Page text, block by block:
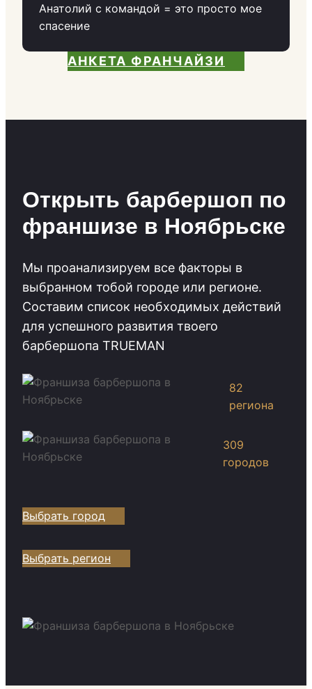
Анатолий с командой = это просто мое
спасение
АНКЕТА ФРАНЧАЙЗИ
Открыть барбершоп по
франшизе в Ноябрьске
Мы проанализируем все факторы в
выбранном тобой городе или регионе.
Cоставим список необходимых действий
для успешного развития твоего
барбершопа TRUEMAN
82
региона
309
городов
Выбрать город
Выбрать регион